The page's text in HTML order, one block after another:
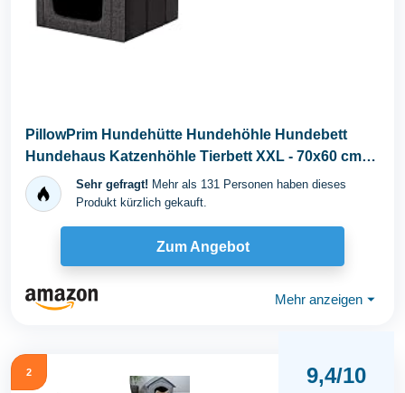
PillowPrim Hundehütte Hundehöhle Hundebett
Hundehaus Katzenhöhle Tierbett XXL - 70x60 cm
Graphit...Sehr gefragt! Mehr als 131 Personen haben dieses
Produkt kürzlich gekauft.
Zum Angebot
Mehr anzeigen ⏷
2 9,4/10